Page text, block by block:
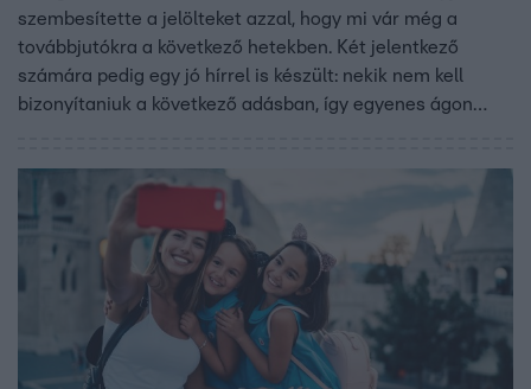
szembesítette a jelölteket azzal, hogy mi vár még a
továbbjutókra a következő hetekben. Két jelentkező
számára pedig egy jó hírrel is készült: nekik nem kell
bizonyítaniuk a következő adásban, így egyenes ágon